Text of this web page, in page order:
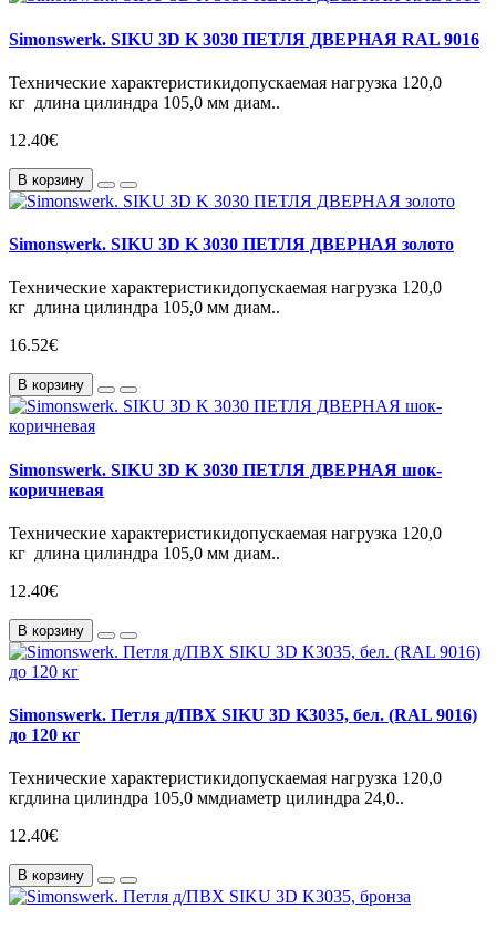
Simonswerk. SIKU 3D K 3030 ПЕТЛЯ ДВЕРНАЯ RAL 9016
Технические характеристикидопускаемая нагрузка 120,0
кг длина цилиндра 105,0 мм диам..
12.40€
В корзину
Simonswerk. SIKU 3D K 3030 ПЕТЛЯ ДВЕРНАЯ золото
Технические характеристикидопускаемая нагрузка 120,0
кг длина цилиндра 105,0 мм диам..
16.52€
В корзину
Simonswerk. SIKU 3D K 3030 ПЕТЛЯ ДВЕРНАЯ шок-
коричневая
Технические характеристикидопускаемая нагрузка 120,0
кг длина цилиндра 105,0 мм диам..
12.40€
В корзину
Simonswerk. Петля д/ПВХ SIKU 3D K3035, бел. (RAL 9016)
до 120 кг
​Технические характеристикидопускаемая нагрузка 120,0
кгдлина цилиндра 105,0 ммдиаметр цилиндра 24,0..
12.40€
В корзину